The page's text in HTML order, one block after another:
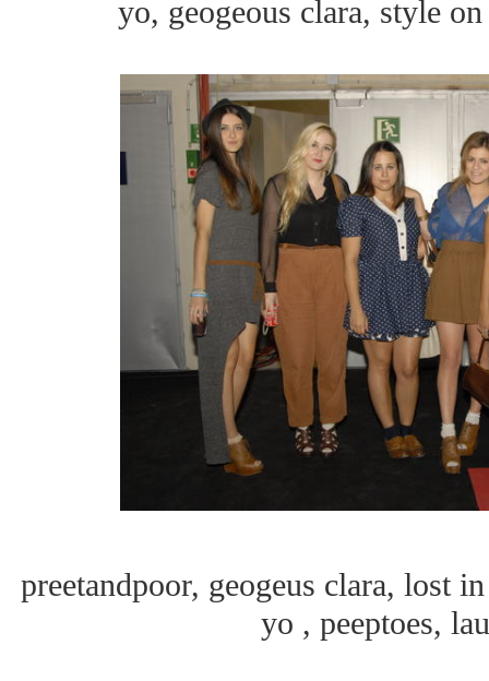
yo, geogeous clara, style
preetandpoor, geogeus clara, lost
yo , peeptoes,